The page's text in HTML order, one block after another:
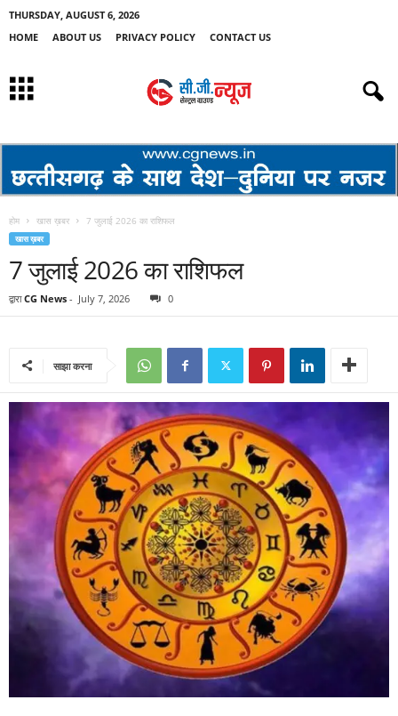
THURSDAY, AUGUST 6, 2026
HOME
ABOUT US PRIVACY POLICY CONTACT US
होम खास ख़बर 7 जुलाई 2026 का राशिफल
खास ख़बर
7 जुलाई 2026 का राशिफल
द्वारा CG News - July 7, 2026 0
साझा करना